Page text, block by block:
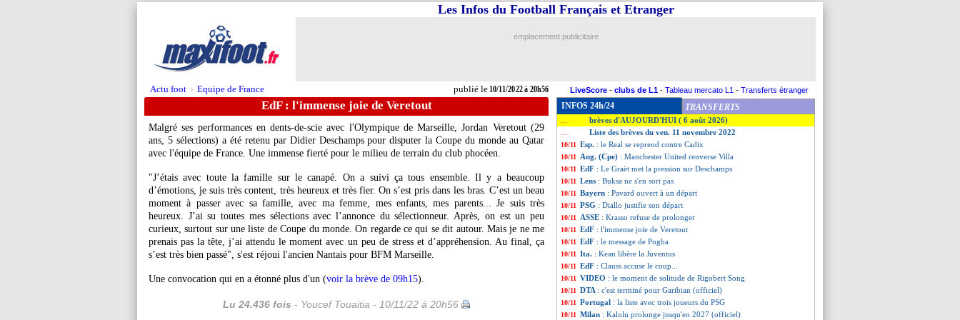
Actu foot > Equipe de France publié le10/11/2022 à 20h56
Les Infos du Football Français et Etranger
emplacement publicitaire
LiveScore - clubs de L1 - Tableau mercato L1 - Transferts étranger
EdF : l'immense joie de Veretout
Malgré ses performances en dents-de-scie avec l'Olympique de Marseille, Jordan Veretout (29
ans, 5 sélections) a été retenu par Didier Deschamps pour disputer la Coupe du monde au Qatar
avec l'équipe de France. Une immense fierté pour le milieu de terrain du club phocéen.
"J’étais avec toute la famille sur le canapé. On a suivi ça tous ensemble. Il y a beaucoup
d’émotions, je suis très content, très heureux et très fier. On s’est pris dans les bras. C’est un beau
moment à passer avec sa famille, avec ma femme, mes enfants, mes parents... Je suis très
heureux. J’ai su toutes mes sélections avec l’annonce du sélectionneur. Après, on est un peu
curieux, surtout sur une liste de Coupe du monde. On regarde ce qui se dit autour. Mais je ne me
prenais pas la tête, j’ai attendu le moment avec un peu de stress et d’appréhension. Au final, ça
s’est très bien passé", s'est réjoui l'ancien Nantais pour BFM Marseille.
Une convocation qui en a étonné plus d'un (voir la brève de 09h15).
Lu 24.436 fois - Youcef Touaitia - 10/11/22 à 20h56
INFOS 24h/24 TRANSFERTS
brèves d'AUJOURD'HUI ( 6 août 2026)
Liste des brèves du ven. 11 novembre 2022
10/11 Esp. : le Real se reprend contre Cadix
10/11 Ang. (Cpe) : Manchester United renverse Villa
10/11 EdF : Le Graët met la pression sur Deschamps
10/11 Lens : Buksa ne s'en sort pas
10/11 Bayern : Pavard ouvert à un départ
10/11 PSG : Diallo justifie son départ
10/11 ASSE : Krasso refuse de prolonger
10/11 EdF : l'immense joie de Veretout
10/11 EdF : le message de Pogba
10/11 Ita. : Kean libère la Juventus
10/11 EdF : Clauss accuse le coup...
10/11 VIDEO : le moment de solitude de Rigobert Song
10/11 DTA : c'est terminé pour Garibian (officiel)
10/11 Portugal : la liste avec trois joueurs du PSG
10/11 Milan : Kalulu prolonge jusqu'en 2027 (officiel)